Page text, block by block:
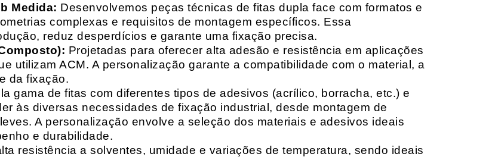
Medida: Desenvolvemos peças técnicas de fitas dupla face com formatos e
complexas e requisitos de montagem específicos. Essa
reduz desperdícios e garante uma fixação precisa.
Projetadas para oferecer alta adesão e resistência em aplicações
utilizam ACM. A personalização garante a compatibilidade com o material, a
da fixação.
gama de fitas com diferentes tipos de adesivos (acrílico, borracha, etc.) e
às diversas necessidades de fixação industrial, desde montagem de
A personalização envolve a seleção dos materiais e adesivos ideais
e durabilidade.
resistência a solventes, umidade e variações de temperatura, sendo ideais